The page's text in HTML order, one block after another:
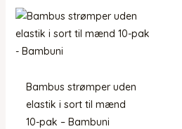
Bambus strømper uden
elastik i sort til mænd
10-pak – Bambuni